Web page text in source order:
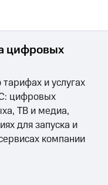
цифровых
и услугах
цифровых
ТВ и медиа,
для запуска и
компании